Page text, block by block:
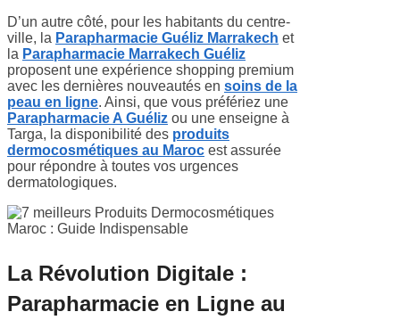
D’un autre côté, pour les habitants du centre-
ville, la Parapharmacie Guéliz Marrakech et
la Parapharmacie Marrakech Guéliz
proposent une expérience shopping premium
avec les dernières nouveautés en soins de la
peau en ligne. Ainsi, que vous préfériez une
Parapharmacie A Guéliz ou une enseigne à
Targa, la disponibilité des produits
dermocosmétiques au Maroc est assurée
pour répondre à toutes vos urgences
dermatologiques.
La Révolution Digitale :
Parapharmacie en Ligne au